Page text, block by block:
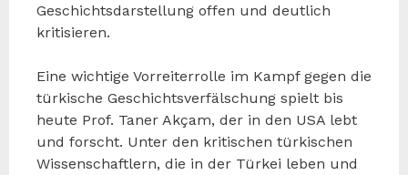
Geschichtsdarstellung offen und deutlich
kritisieren.
Eine wichtige Vorreiterrolle im Kampf gegen die
türkische Geschichtsverfälschung spielt bis
heute Prof. Taner Akçam, der in den USA lebt
und forscht. Unter den kritischen türkischen
Wissenschaftlern, die in der Türkei leben und